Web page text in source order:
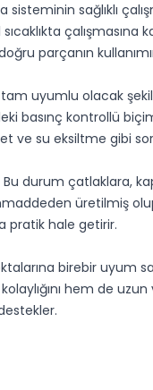
sağlıklı
çalışmasına
parçanın
uyumlu olacak
basınç kontrollü
ve su eksiltme gibi
durum çatlaklara,
üretilmiş olup
pratik hale getirir.
birebir uyum
hem de uzun